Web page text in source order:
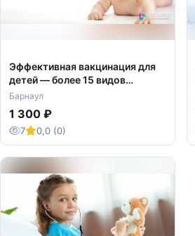
Эффективная вакцинация для
детей — более 15 видов
прививок
Барнаул
1 300 ₽
7 0,0 (0)